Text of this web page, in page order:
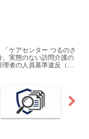
「ケアセンター つるのさ
。実態のない訪問介護の
理者の人員基準違反（他